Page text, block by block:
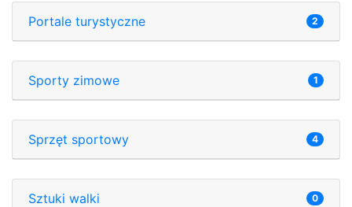
Portale turystyczne 2
Sporty zimowe 1
Sprzęt sportowy 4
Sztuki walki 0